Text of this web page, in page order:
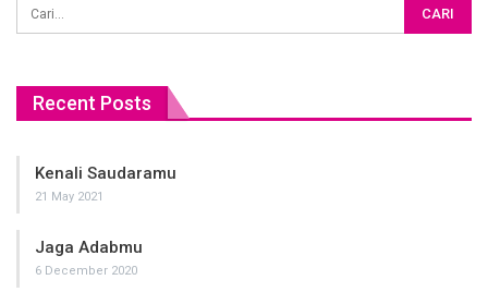
Recent Posts
Kenali Saudaramu
21 May 2021
Jaga Adabmu
6 December 2020